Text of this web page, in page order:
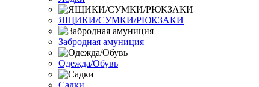
ЯЩИКИ/СУМКИ/РЮКЗАКИ
Забродная амуниция
Одежда/Обувь
Садки